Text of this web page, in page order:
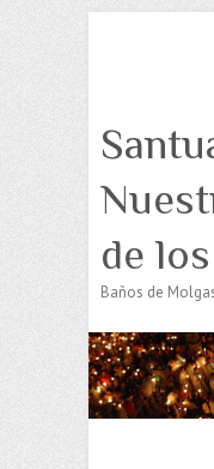
de
Baños de